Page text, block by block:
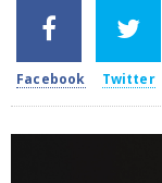
2k
SHARES
Facebook
1.5k
TWEETS
Twitter